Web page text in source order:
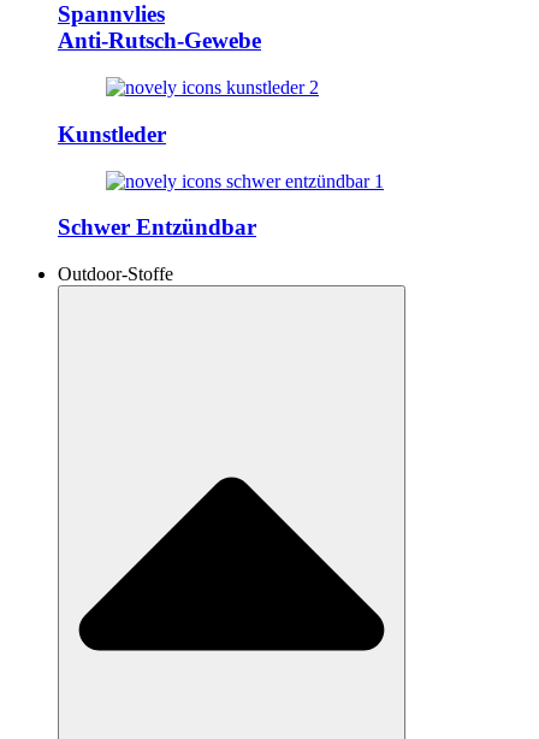
Spannvlies
Anti-Rutsch-Gewebe
Kunstleder
Schwer Entzündbar
Outdoor-Stoffe